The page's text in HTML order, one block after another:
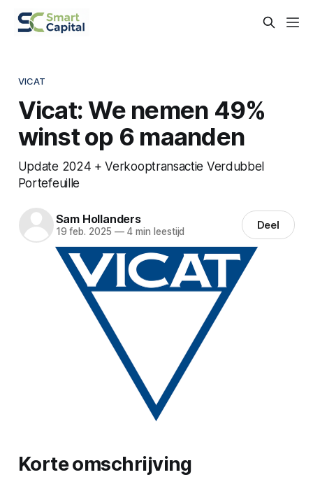
VICAT
Vicat: We nemen 49%
winst op 6 maanden
Update 2024 + Verkooptransactie Verdubbel
Portefeuille
Sam Hollanders
19 feb. 2025 —4 min leestijd Deel
Korte omschrijving